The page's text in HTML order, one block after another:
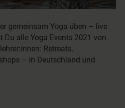
gemeinsam Yoga üben – live
Du alle Yoga Events 2021 von
Retreats,
– in Deutschland und